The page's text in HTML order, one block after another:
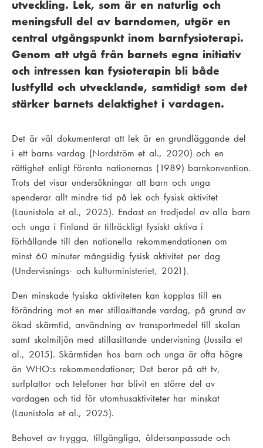
utveckling. Lek, som är en naturlig och
meningsfull del av barndomen, utgör en
central utgångspunkt inom barnfysioterapi.
Genom att utgå från barnets egna initiativ
och intressen kan fysioterapin bli både
lustfylld och utvecklande, samtidigt som det
stärker barnets delaktighet i vardagen.
Det är väl dokumenterat att lek är en grundläggande del
i ett barns vardag (Nordström et al., 2020) och en
rättighet enligt Förenta nationernas (1989) barnkonvention.
Trots det visar undersökningar att barn och unga
spenderar allt mindre tid på lek och fysisk aktivitet
(Launistola et al., 2025). Endast en tredjedel av alla barn
och unga i Finland är tillräckligt fysiskt aktiva i
förhållande till den nationella rekommendationen om
minst 60 minuter mångsidig fysisk aktivitet per dag
(Undervisnings- och kulturministeriet, 2021).
Den minskade fysiska aktiviteten kan kopplas till en
förändring mot en mer stillasittande vardag, på grund av
ökad skärmtid, användning av transportmedel till skolan
samt skolmiljön med stillasittande undervisning (Jussila et
al., 2015). Skärmtiden hos barn och unga är ofta högre
än WHO:s rekommendationer; Det beror på att tv,
surfplattor och telefoner har blivit en större del av
vardagen och tid för utomhusaktiviteter har minskat
(Launistola et al., 2025).
Behovet av trygga, tillgängliga, åldersanpassade och